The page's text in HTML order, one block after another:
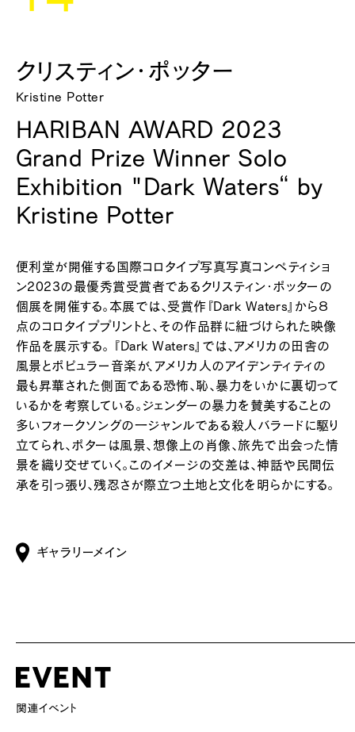
クリスティン・ポッター
Kristine Potter
HARIBAN AWARD 2023
Grand Prize Winner Solo
Exhibition "Dark Waters“ by
Kristine Potter
便利堂が開催する国際コロタイプ写真写真コンペティショ
ン2023の最優秀賞受賞者であるクリスティン・ポッターの
個展を開催する。本展では、受賞作『Dark Waters』から８
点のコロタイププリントと、その作品群に紐づけられた映像
作品を展示する。 『Dark Waters』では、アメリカの田舎の
風景とポピュラー音楽が、アメリカ人のアイデンティティの
最も昇華された側面である恐怖、恥、暴力をいかに裏切って
いるかを考察している。ジェンダーの暴力を賛美することの
多いフォークソングの一ジャンルである殺人バラードに駆り
立てられ、ポターは風景、想像上の肖像、旅先で出会った情
景を織り交ぜていく。このイメージの交差は、神話や民間伝
承を引っ張り、残忍さが際立つ土地と文化を明らかにする。
ギャラリーメイン